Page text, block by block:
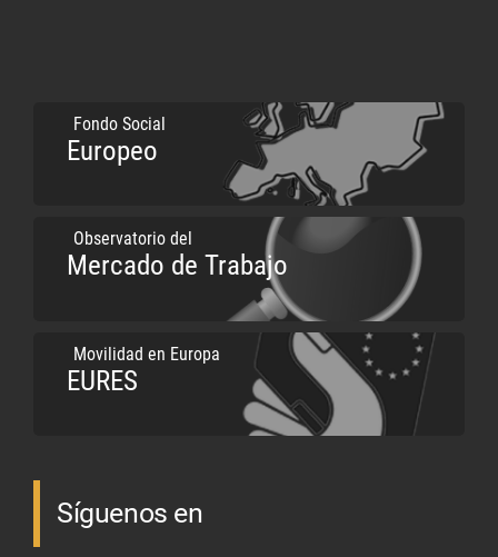
Fondo Social
Europeo
Observatorio del
Mercado de Trabajo
Movilidad en Europa
EURES
Síguenos en